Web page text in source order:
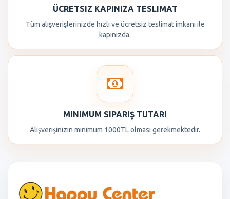
ÜCRETSIZ KAPINIZA TESLIMAT
Tüm alışverişlerinizde hızlı ve ücretsiz teslimat imkanı ile
kapınızda.
MINIMUM SIPARIŞ TUTARI
Alışverişinizin minimum 1000TL olması gerekmektedir.